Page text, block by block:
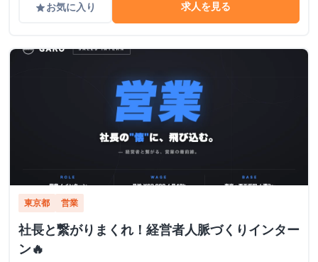
gradeお気に入り 求人を見る
東京都 営業
社長と繋がりまくれ！経営者人脈づくりインター
ン🔥